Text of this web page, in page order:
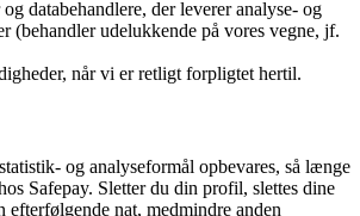
databehandlere, der leverer analyse- og
(behandler udelukkende på vores vegne, jf.
når vi er retligt forpligtet hertil.
og analyseformål opbevares, så længe
Safepay. Sletter du din profil, slettes dine
efterfølgende nat, medmindre anden